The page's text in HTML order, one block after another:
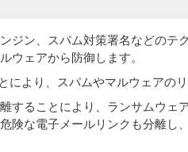
ジン、スパム対策署名などのテ
ウェアから防御します。
より、スパムやマルウェアのリ
することにより、ランサムウェ
険な電子メールリンクも分離し